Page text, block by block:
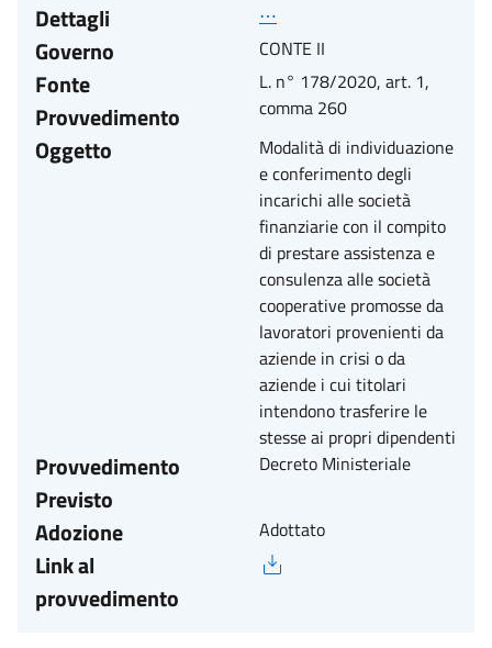
Dettagli
⋯
Governo CONTE II
Fonte
Provvedimento
L. n° 178/2020, art. 1,
comma 260
Oggetto
Modalità di individuazione
e conferimento degli
incarichi alle società
finanziarie con il compito
di prestare assistenza e
consulenza alle società
cooperative promosse da
lavoratori provenienti da
aziende in crisi o da
aziende i cui titolari
intendono trasferire le
stesse ai propri dipendenti
Provvedimento
Previsto
Decreto Ministeriale
Adozione Adottato
Link al
provvedimento